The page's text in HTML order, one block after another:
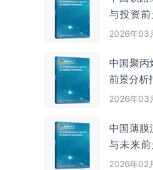
与投资
年）
2026年03
中国聚丙
前景分析
2026年03
中国薄膜
与未来
年）
2026年02